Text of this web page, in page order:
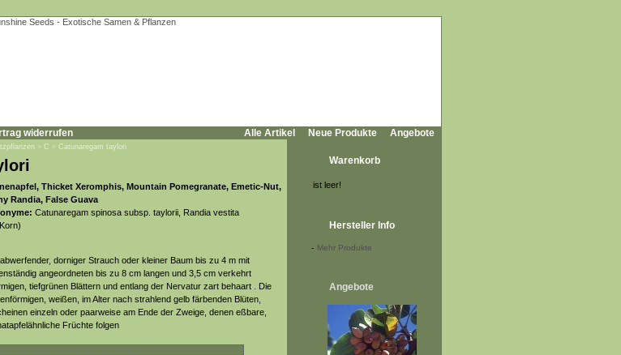
widerrufen Alle Artikel Neue Produkte Angebote
» C » Catunaregam taylori
Thicket Xeromphis, Mountain Pomegranate, Emetic-Nut,
Randia, False Guava
Catunaregam spinosa subsp. taylorii, Randia vestita
dorniger Strauch oder kleiner Baum bis zu 4 m mit
angeordneten bis zu 8 cm langen und 3,5 cm verkehrt
tiefgrünen Blättern und entlang der Nervatur zart behaart . Die
weißen, im Alter nach strahlend gelb färbenden Blüten,
einzeln oder paarweise am Ende der Zweige, denen eßbare,
Früchte folgen
Warenkorb
ist leer!
Hersteller Info
- Mehr Produkte
Angebote